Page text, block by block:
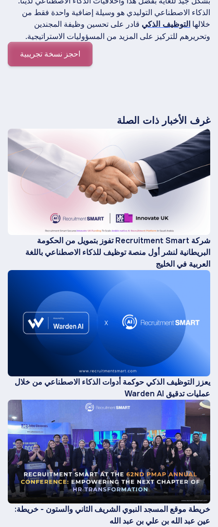
الذكاء الاصطناعي التوليدي هو وسيلة إضافية واحدة فقط من
خلالهاالتوظيف الذكيقادر على تحسين وظيفة المجندين
وتحريرهم للتركيز على المزيد من المسؤوليات الاستراتيجية.
احجز نسخة تجريبية
غرف الأخبار ذات الصلة
شركة Recruitment Smart تفوز بتمويل من الحكومة
البريطانية لنشر أول منصة توظيف للذكاء الاصطناعي باللغة
العربية في الخليج
يعزز التوظيف الذكي حوكمة أدوات الذكاء الاصطناعي من خلال
عمليات تدقيق Warden AI
خريطة موقع المسجد النبوي الشريف الثاني والستون - خريطة:
عين عبد الله بن علي بن عبد الله